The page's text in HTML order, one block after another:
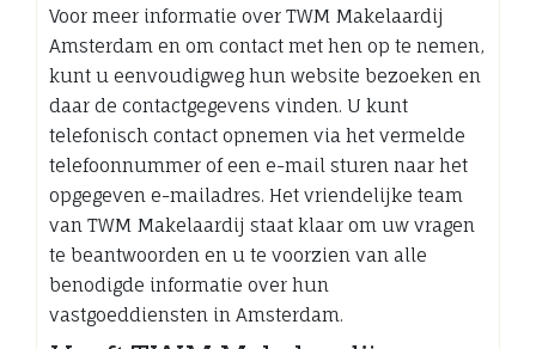
Voor meer informatie over TWM Makelaardij
Amsterdam en om contact met hen op te nemen,
kunt u eenvoudigweg hun website bezoeken en
daar de contactgegevens vinden. U kunt
telefonisch contact opnemen via het vermelde
telefoonnummer of een e-mail sturen naar het
opgegeven e-mailadres. Het vriendelijke team
van TWM Makelaardij staat klaar om uw vragen
te beantwoorden en u te voorzien van alle
benodigde informatie over hun
vastgoeddiensten in Amsterdam.